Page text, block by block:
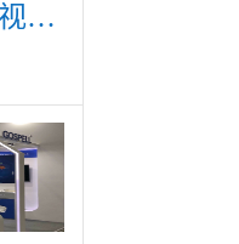
2026中国国际广播电视信息网络展览会展